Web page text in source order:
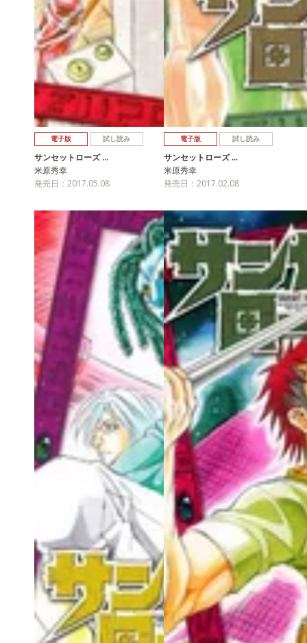
電子版 試し読み
サンセットローズ …
米原秀幸
発売日：2017.05.08
電子版 試し読み
サンセットローズ …
米原秀幸
発売日：2017.02.08